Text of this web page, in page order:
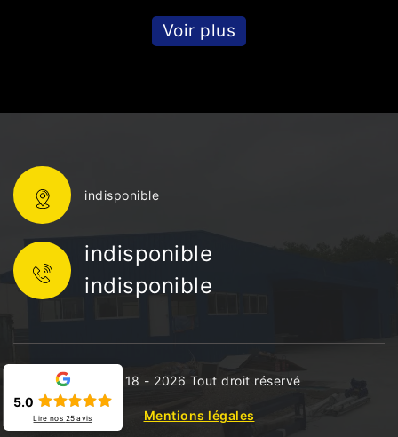
Voir plus
indisponible
indisponible
indisponible
©2018 - 2026 Tout droit réservé
Mentions légales
5.0
Lire nos 25avis